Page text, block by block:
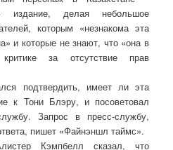
издание, делая небольшое
которым «незнакома эта
и которые не знают, что «она в
за отсутствие прав
подтвердить, имеет ли эта
к Тони Блэру, и посоветовал
Запрос в пресс-службу,
пишет «Файнэншл таймс».
Кэмпбелл сказал, что